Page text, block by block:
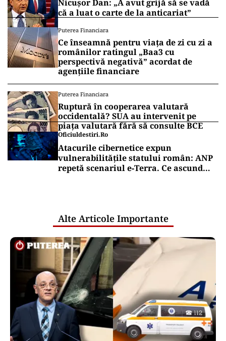
Nicușor Dan: „A avut grijă să se vadă
că a luat o carte de la anticariat”
Puterea Financiara
Ce înseamnă pentru viața de zi cu zi a
românilor ratingul „Baa3 cu
perspectivă negativă” acordat de
agențiile financiare
Puterea Financiara
Ruptură în cooperarea valutară
occidentală? SUA au intervenit pe
piața valutară fără să consulte BCE
Oficiuldestiri.ro
Atacurile cibernetice expun
vulnerabilitățile statului român: ANP
repetă scenariul e‑Terra. Ce ascund
Alte Articole Importante